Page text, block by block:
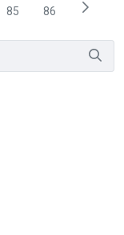
ABA para navegar.
Página
85 Página
86